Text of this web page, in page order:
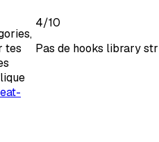
tes
4/10
Pas de hooks library